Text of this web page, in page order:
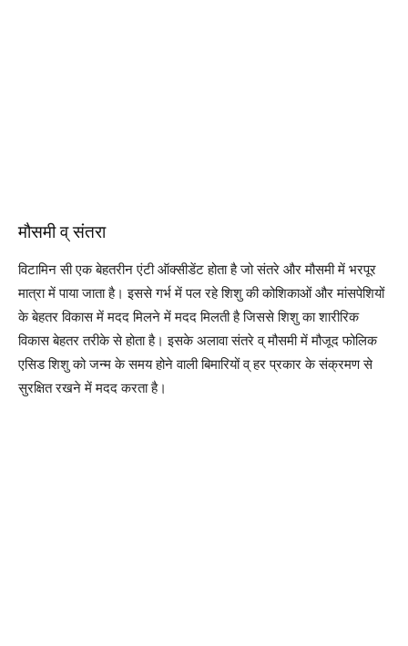
मौसमी व् संतरा
विटामिन सी एक बेहतरीन एंटी ऑक्सीडेंट होता है जो संतरे और मौसमी में भरपूर
मात्रा में पाया जाता है। इससे गर्भ में पल रहे शिशु की कोशिकाओं और मांसपेशियों
के बेहतर विकास में मदद मिलने में मदद मिलती है जिससे शिशु का शारीरिक
विकास बेहतर तरीके से होता है। इसके अलावा संतरे व् मौसमी में मौजूद फोलिक
एसिड शिशु को जन्म के समय होने वाली बिमारियों व् हर प्रकार के संक्रमण से
सुरक्षित रखने में मदद करता है।